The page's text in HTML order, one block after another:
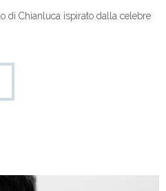
di Chianluca ispirato dalla celebre